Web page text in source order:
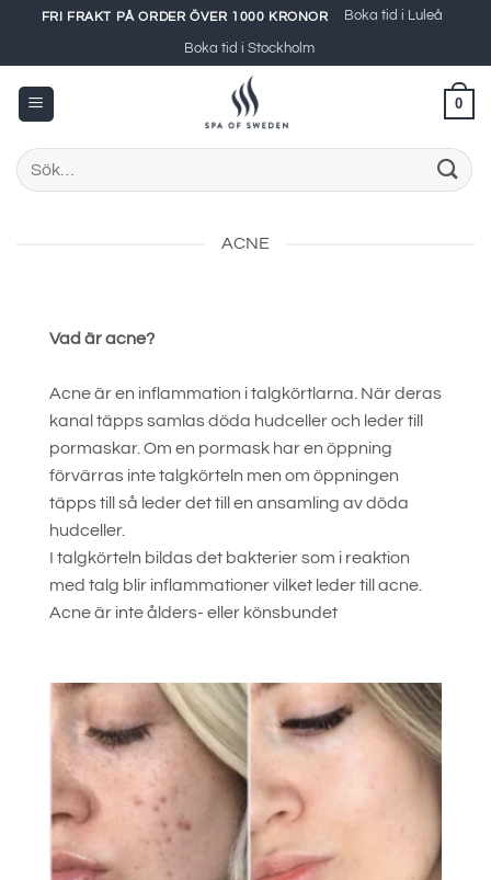
content
FRI FRAKT PÅ ORDER ÖVER 1000 KRONOR Boka tid i Luleå
Boka tid i Stockholm
0
Sök
efter:
ACNE
Vad är acne?
Acne är en inflammation i talgkörtlarna. När deras
kanal täpps samlas döda hudceller och leder till
pormaskar. Om en pormask har en öppning
förvärras inte talgkörteln men om öppningen
täpps till så leder det till en ansamling av döda
hudceller.
I talgkörteln bildas det bakterier som i reaktion
med talg blir inflammationer vilket leder till acne.
Acne är inte ålders- eller könsbundet